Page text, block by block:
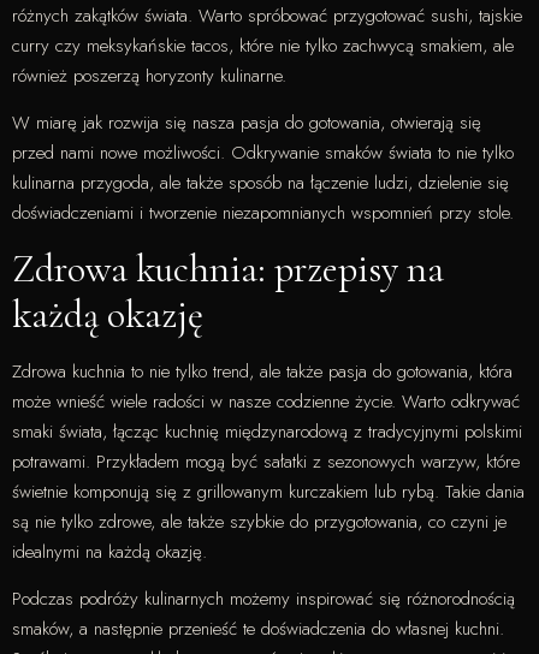
różnych zakątków świata. Warto spróbować przygotować sushi, tajskie
curry czy meksykańskie tacos, które nie tylko zachwycą smakiem, ale
również poszerzą horyzonty kulinarne.
W miarę jak rozwija się nasza pasja do gotowania, otwierają się
przed nami nowe możliwości. Odkrywanie smaków świata to nie tylko
kulinarna przygoda, ale także sposób na łączenie ludzi, dzielenie się
doświadczeniami i tworzenie niezapomnianych wspomnień przy stole.
Zdrowa kuchnia: przepisy na
każdą okazję
Zdrowa kuchnia to nie tylko trend, ale także pasja do gotowania, która
może wnieść wiele radości w nasze codzienne życie. Warto odkrywać
smaki świata, łącząc kuchnię międzynarodową z tradycyjnymi polskimi
potrawami. Przykładem mogą być sałatki z sezonowych warzyw, które
świetnie komponują się z grillowanym kurczakiem lub rybą. Takie dania
są nie tylko zdrowe, ale także szybkie do przygotowania, co czyni je
idealnymi na każdą okazję.
Podczas podróży kulinarnych możemy inspirować się różnorodnością
smaków, a następnie przenieść te doświadczenia do własnej kuchni.